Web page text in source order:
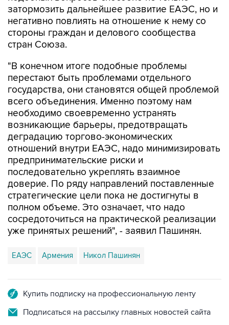
затормозить дальнейшее развитие ЕАЭС, но и
негативно повлиять на отношение к нему со
стороны граждан и делового сообщества
стран Союза.
"В конечном итоге подобные проблемы
перестают быть проблемами отдельного
государства, они становятся общей проблемой
всего объединения. Именно поэтому нам
необходимо своевременно устранять
возникающие барьеры, предотвращать
деградацию торгово-экономических
отношений внутри ЕАЭС, надо минимизировать
предпринимательские риски и
последовательно укреплять взаимное
доверие. По ряду направлений поставленные
стратегические цели пока не достигнуты в
полном объеме. Это означает, что надо
сосредоточиться на практической реализации
уже принятых решений", - заявил Пашинян.
ЕАЭС Армения Никол Пашинян
Купить подписку на профессиональную ленту
Подписаться на рассылку главных новостей сайта